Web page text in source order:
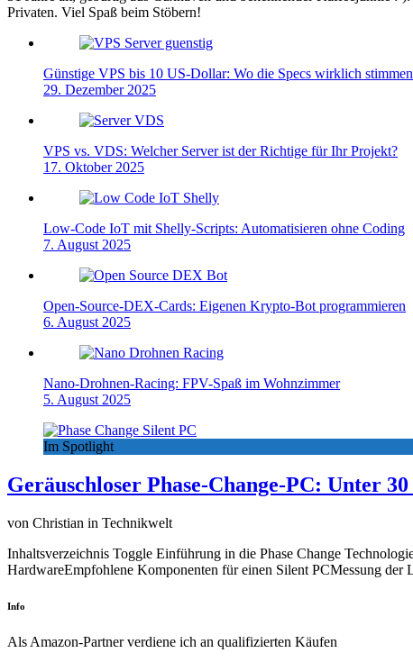
Privaten. Viel Spaß beim Stöbern!
Günstige VPS bis 10 US-Dollar: Wo die Specs wirklich stimmen
29. Dezember 2025
VPS vs. VDS: Welcher Server ist der Richtige für Ihr Projekt?
17. Oktober 2025
Low-Code IoT mit Shelly-Scripts: Automatisieren ohne Coding
7. August 2025
Open-Source-DEX-Cards: Eigenen Krypto-Bot programmieren
6. August 2025
Nano-Drohnen-Racing: FPV-Spaß im Wohnzimmer
5. August 2025
Im Spotlight
Geräuschloser Phase-Change-PC: Unter
von Christian in Technikwelt
Inhaltsverzeichnis Toggle Einführung in die Phase Change
HardwareEmpfohlene Komponenten für einen Silent PCMessung der
Info
Als Amazon-Partner verdiene ich an qualifizierten Käufen